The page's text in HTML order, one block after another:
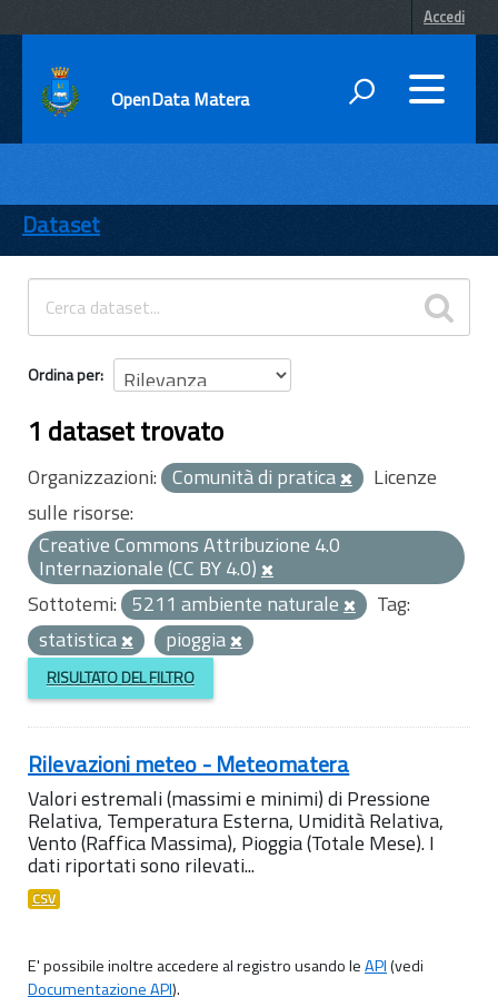
Accedi
OpenData Matera
ENTI
TEMI
INFORMAZIONI
Dataset
Ordina per
1 dataset trovato
Organizzazioni: Comunità di pratica
Licenze
sulle risorse:
Creative Commons Attribuzione 4.0
Internazionale (CC BY 4.0)
Sottotemi: 5211 ambiente naturale
Tag:
statistica
pioggia
RISULTATO DEL FILTRO
Rilevazioni meteo - Meteomatera
Valori estremali (massimi e minimi) di Pressione
Relativa, Temperatura Esterna, Umidità Relativa,
Vento (Raffica Massima), Pioggia (Totale Mese). I
dati riportati sono rilevati...
CSV
E' possibile inoltre accedere al registro usando leAPI(vedi
Documentazione API).